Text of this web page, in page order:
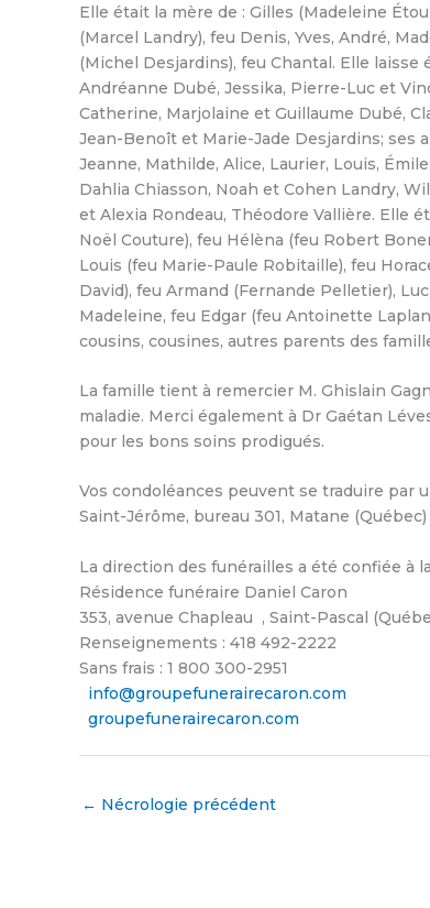
Elle était la mère de : Gilles (Madeleine
(Marcel Landry), feu Denis, Yves, André,
(Michel Desjardins), feu Chantal. Elle
Andréanne Dubé, Jessika, Pierre-Luc et
Catherine, Marjolaine et Guillaume Dubé,
Jean-Benoît et Marie-Jade Desjardins; ses
Jeanne, Mathilde, Alice, Laurier, Louis,
Dahlia Chiasson, Noah et Cohen Landry,
et Alexia Rondeau, Théodore Vallière. Elle
Noël Couture), feu Hélèna (feu Robert
Louis (feu Marie-Paule Robitaille), feu
David), feu Armand (Fernande Pelletier),
Madeleine, feu Edgar (feu Antoinette
cousins, cousines, autres parents des
La famille tient à remercier M. Ghislain
maladie. Merci également à Dr Gaétan
pour les bons soins prodigués.
Vos condoléances peuvent se traduire par
Saint-Jérôme, bureau 301, Matane (Québec)
La direction des funérailles a été confiée à la
Résidence funéraire Daniel Caron
353, avenue Chapleau , Saint-Pascal
Renseignements : 418 492-2222
Sans frais : 1 800 300-2951
info@groupefunerairecaron.com
groupefunerairecaron.com
← Nécrologie précédent